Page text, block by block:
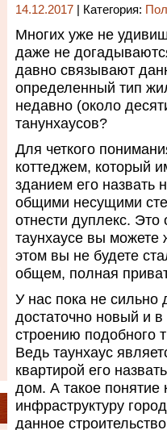
14.12.2017 | Категория:
Многих уже не
даже не
давно связывают
определенный тип
недавно (около
танунхаусов?
Для четкого
коттеджем, который
зданием его назвать
общими несущими
отнести дуплекс.
таунхаусе вы можете
этом вы не будете
общем, полная
У нас пока не сильно
достаточно новый и
строению подобного
Ведь таунхаус
квартирой его
дом. А такое
инфраструктуру
данное